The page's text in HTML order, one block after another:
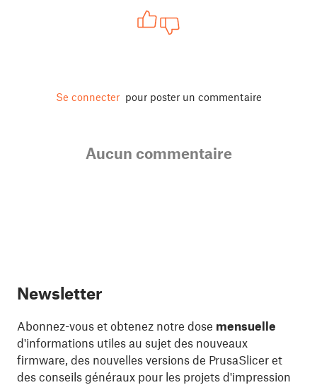
Se connecter pour poster un commentaire
Aucun commentaire
Newsletter
Abonnez-vous et obtenez notre dose mensuelle
d'informations utiles au sujet des nouveaux
firmware, des nouvelles versions de PrusaSlicer et
des conseils généraux pour les projets d'impression